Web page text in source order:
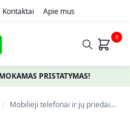
Kontaktai Apie mus
0
PRISTATYMAS!
/ Mobilieji telefonai ir jų priedai